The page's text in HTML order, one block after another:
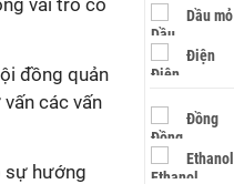
vai trò cố
đồng quản
các vấn
sự hướng
Dầu mỏ
Điện
Đồng
Ethanol